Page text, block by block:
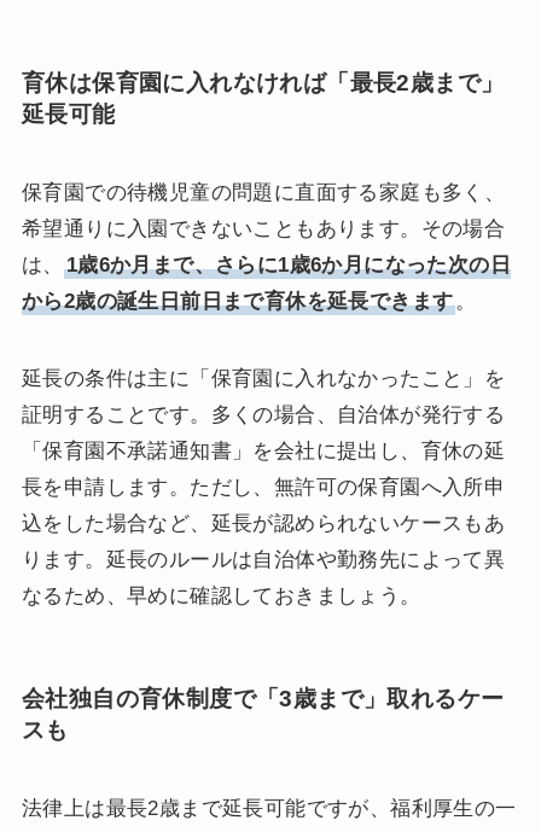
育休は保育園に入れなければ「最長2歳まで」
延長可能
保育園での待機児童の問題に直面する家庭も多く、
希望通りに入園できないこともあります。その場合
は、
1歳6か月まで、さらに1歳6か月になった次の日
から2歳の誕生日前日まで育休を延長できます。
延長の条件は主に「保育園に入れなかったこと」を
証明することです。多くの場合、自治体が発行する
「保育園不承諾通知書」を会社に提出し、育休の延
長を申請します。ただし、無許可の保育園へ入所申
込をした場合など、延長が認められないケースもあ
ります。延長のルールは自治体や勤務先によって異
なるため、早めに確認しておきましょう。
会社独自の育休制度で「3歳まで」取れるケー
スも
法律上は最長2歳まで延長可能ですが、福利厚生の一